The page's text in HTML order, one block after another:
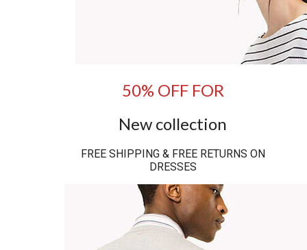
50% OFF FOR
New collection
FREE SHIPPING & FREE RETURNS ON
DRESSES